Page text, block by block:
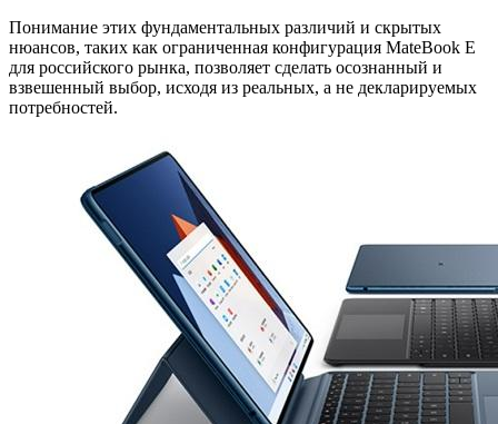
Понимание этих фундаментальных различий и скрытых
нюансов, таких как ограниченная конфигурация MateBook E
для российского рынка, позволяет сделать осознанный и
взвешенный выбор, исходя из реальных, а не декларируемых
потребностей.